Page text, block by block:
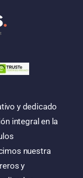
y dedicado
integral en la
nuestra
y